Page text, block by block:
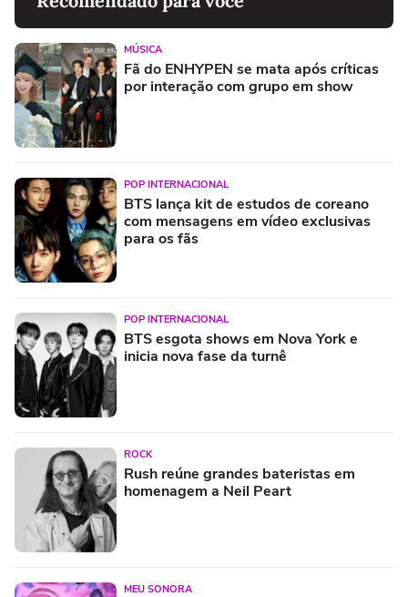
MÚSICA
Fã do ENHYPEN se mata após críticas
por interação com grupo em show
POP INTERNACIONAL
BTS lança kit de estudos de coreano
com mensagens em vídeo exclusivas
para os fãs
POP INTERNACIONAL
BTS esgota shows em Nova York e
inicia nova fase da turnê
ROCK
Rush reúne grandes bateristas em
homenagem a Neil Peart
MEU SONORA